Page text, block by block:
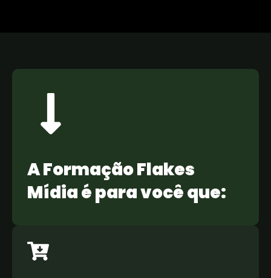
A Formação Flakes
Mídia é para você que: